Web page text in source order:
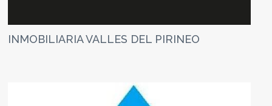
INMOBILIARIA VALLES DEL PIRINEO